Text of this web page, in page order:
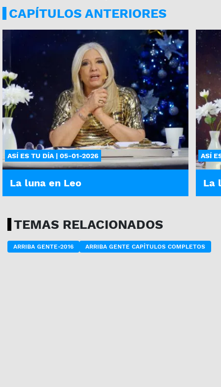
CAPÍTULOS ANTERIORES
ASÍ ES TU DÍA | 05-01-2026
La luna en Leo
ASÍ
La
TEMAS RELACIONADOS
ARRIBA GENTE-2016 ARRIBA GENTE CAPÍTULOS COMPLETOS